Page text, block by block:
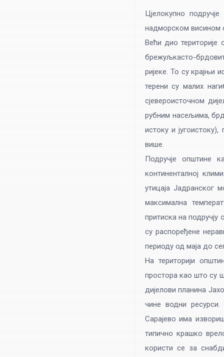
Цјелокупно
надморском висином
Већи дио територије
брежуљкасто-
ријеке. То су крајњи
терени су малих
сјевероисточном
рубним насељима,
истоку и
више.
Подручје општине
континенталној
утицаја Јадранског
максимална
притиска на
су распоређене
периоду од маја до
На територији
простора као што су
дијелови планина
чине водни
Сарајево има
типично крашко
користи се за